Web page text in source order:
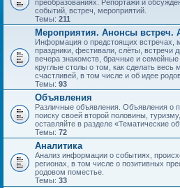
преобразованиях. Репортажи и
событий, встреч, мероприятий.
Темы: 211
Мероприятия. Анонсы встреч.
Информация о предстоящих встречах,
праздники, фестивали, слёты, встречи
вечера знакомств, брачные и
круглые столы о том, как сделать весь
счастливей, в том числе и об идее
Темы: 93
Объявления
Различные объявления. Объявления о
поиску своей второй половины,
оставляйте в разделе «Тематические
Темы: 72
Аналитика
Анализ информации о событиях,
регионах, в том числе о позитивных
родовом поместье.
Темы: 33